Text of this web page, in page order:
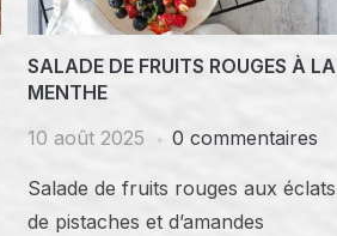
SALADE DE FRUITS ROUGES À LA
MENTHE
10 août 2025
0 commentaires
Salade de fruits rouges aux éclats
de pistaches et d’amandes